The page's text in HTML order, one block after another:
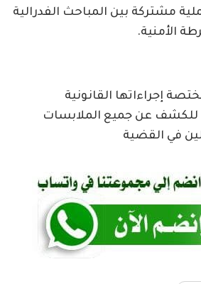
مشتركة بين المباحث الفدرالية
الأمنية.
إجراءاتها القانونية
للكشف عن جميع الملابسات
في القضية